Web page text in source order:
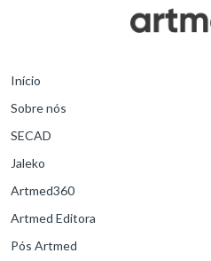
Início
Sobre nós
SECAD
Jaleko
Artmed360
Artmed Editora
Pós Artmed